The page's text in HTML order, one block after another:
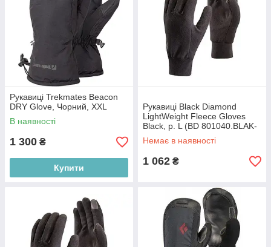
Рукавиці Trekmates Beacon
DRY Glove, Чорний, XXL
В наявності
1 300 ₴
Купити
Рукавиці Black Diamond
LightWeight Fleece Gloves
Black, р. L (BD 801040.BLAK-
L)
Немає в наявності
1 062 ₴